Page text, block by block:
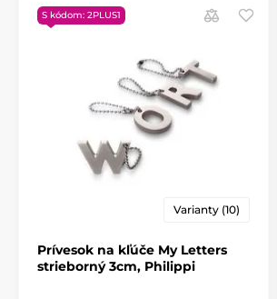
S kódom: 2PLUS1
Varianty (10)
Prívesok na kľúče My Letters
strieborný 3cm, Philippi